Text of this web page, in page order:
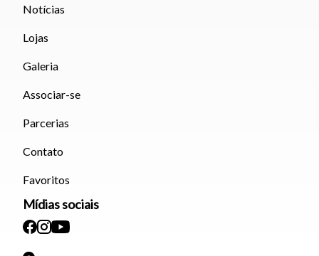
Notícias
Lojas
Galeria
Associar-se
Parcerias
Contato
Favoritos
Mídias sociais